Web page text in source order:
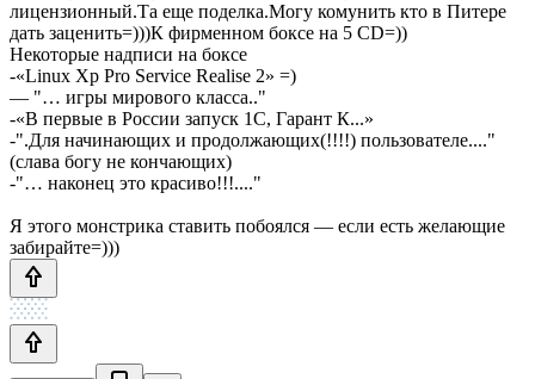
лицензионный.Та еще поделка.Могу комунить кто в Питере
дать заценить=)))К фирменном боксе на 5 CD=))
Некоторые надписи на боксе
-«Linux Xp Pro Service Realise 2» =)
— "… игры мирового класса.."
-«В первые в России запуск 1С, Гарант К...»
-".Для начинающих и продолжающих(!!!!) пользователе...."
(слава богу не кончающих)
-"… наконец это красиво!!!...."
Я этого монстрика ставить побоялся — если есть желающие
забирайте=)))